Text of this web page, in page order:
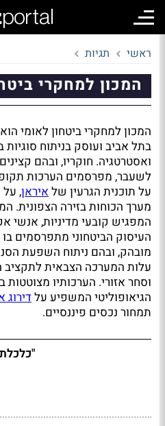
ראשי תגיות
המכון למחקרי
המכון למחקרי ביטחון לאומי
בתל אביב ועוסק בניתוח סוגיות
ואסטרטגיה. חוקריו, ובהם
לשעבר, מפרסמים הערכות
על תוכנית הגרעין שלאיראן, על
מערך הכוחות בזירה הצפונית.
המפגיש קובעי מדיניות, אנשי
העיסוק הביטחוני מתפרסמים
מובהק, ובהם ניתוח השפעת
עלות המערכה הצבאית לתקציב
וסחר אזורי. הערכותיו מצוטטות
הגיאופוליטי המשפיע על
תמחור נכסים פיננסיים.